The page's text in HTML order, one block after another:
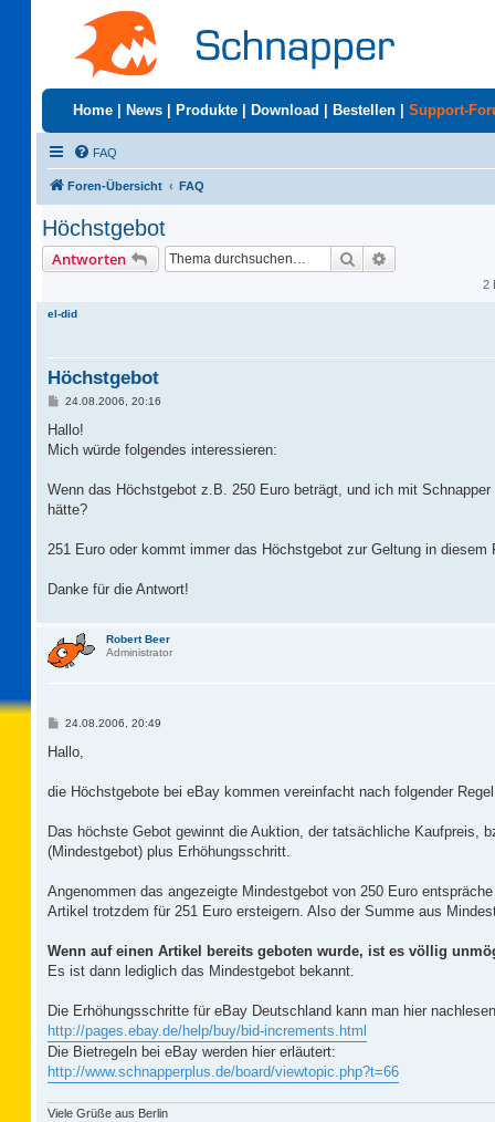
Home News Produkte Download Bestellen Support-
FAQ
Foren-Übersicht FAQ
Höchstgebot
Antworten Suche
2
el-did
Höchstgebot
B
i
r
24.08.2006, 20:16
Hallo!
Mich würde folgendes interessieren:
Wenn das Höchstgebot z.B. 250 Euro beträgt, und ich mit
hätte?
251 Euro oder kommt immer das Höchstgebot zur Geltung in diesem
Danke für die Antwort!
Robert Beer
Administrator
B
i
a
24.08.2006, 20:49
Hallo,
die Höchstgebote bei eBay kommen vereinfacht nach folgender
Das höchste Gebot gewinnt die Auktion, der tatsächliche Kaufpreis,
(Mindestgebot) plus Erhöhungsschritt.
Angenommen das angezeigte Mindestgebot von 250 Euro
Artikel trotzdem für 251 Euro ersteigern. Also der Summe aus
Wenn auf einen Artikel bereits geboten wurde, ist es völlig
Es ist dann lediglich das Mindestgebot bekannt.
Die Erhöhungsschritte für eBay Deutschland kann man hier
http://pages.ebay.de/help/buy/bid-increments.html
Die Bietregeln bei eBay werden hier erläutert:
http://www.schnapperplus.de/board/viewtopic.php?t=66
Viele Grüße aus Berlin